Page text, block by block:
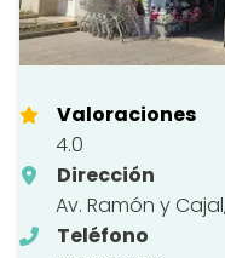
Valoraciones
4.0
Dirección
Av. Ramón y
Teléfono